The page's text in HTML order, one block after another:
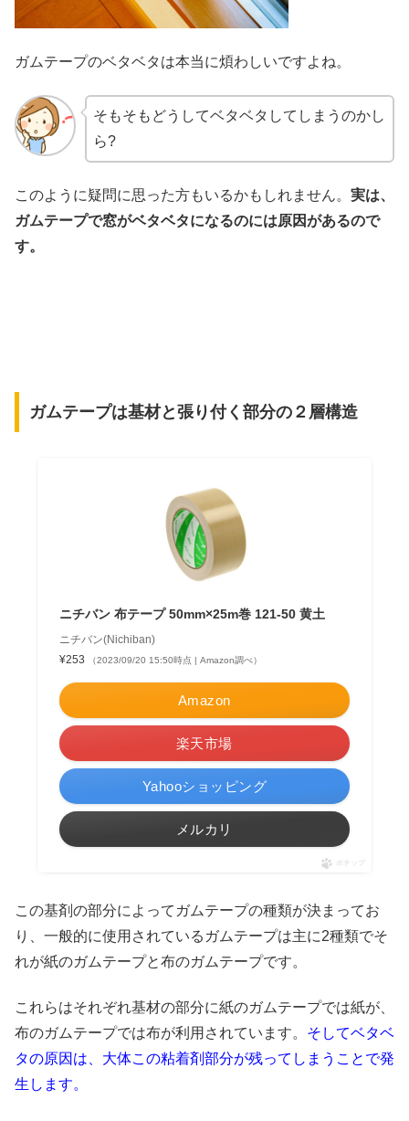
ガムテープのベタベタは本当に煩わしいですよね。
そもそもどうしてベタベタしてしまうのかし
ら?
このように疑問に思った方もいるかもしれません。 実は、
ガムテープで窓がベタベタになるのには原因があるので
す。
ガムテープは基材と張り付く部分の２層構造
ニチバン 布テープ 50mm×25m巻 121-50 黄土
ニチバン(Nichiban)
¥253
（2023/09/20 15:50時点 | Amazon調べ）
Amazon
楽天市場
Yahooショッピング
メルカリ
ポチップ
この基剤の部分によってガムテープの種類が決まってお
り、一般的に使用されているガムテープは主に2種類でそ
れが紙のガムテープと布のガムテープです。
これらはそれぞれ基材の部分に紙のガムテープでは紙が、
布のガムテープでは布が利用されています。 そしてベタベ
タの原因は、大体この粘着剤部分が残ってしまうことで発
生します。